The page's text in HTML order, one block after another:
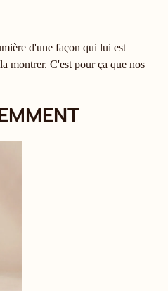
d'une façon qui lui est
montrer. C'est pour ça que nos